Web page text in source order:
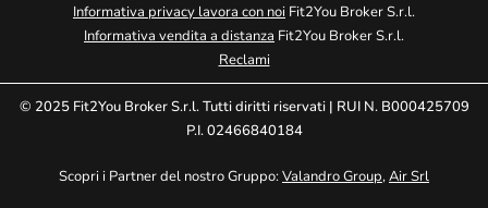
Informativa privacy lavora con noi Fit2You Broker S.r.l.
Informativa vendita a distanza Fit2You Broker S.r.l.
Reclami
© 2025 Fit2You Broker S.r.l. Tutti diritti riservati | RUI N. B000425709
P.I. 02466840184
Scopri i Partner del nostro Gruppo: Valandro Group,Air Srl